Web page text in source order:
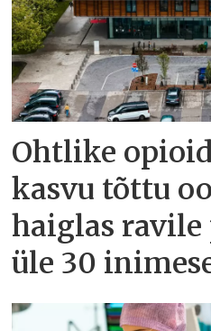
Ohtlike
kasvu tõttu
haiglas ravile
üle 30